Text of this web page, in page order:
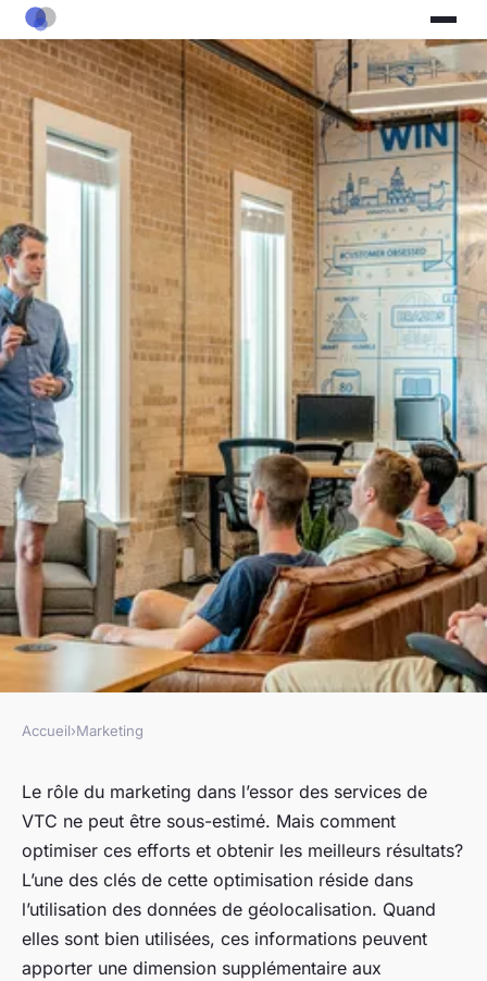
Comment tirer parti des
données de géolocalisation
dans les campagnes
publicitaires d'un service de
VTC?
Accueil›Marketing
Le rôle du marketing dans l’essor des services de
VTC ne peut être sous-estimé. Mais comment
optimiser ces efforts et obtenir les meilleurs résultats?
L’une des clés de cette optimisation réside dans
l’utilisation des données de géolocalisation. Quand
elles sont bien utilisées, ces informations peuvent
apporter une dimension supplémentaire aux